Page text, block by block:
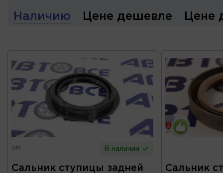
Наличию Цене дешевле Цене
GM В наличии
Сальник ступицы задней
Сальник